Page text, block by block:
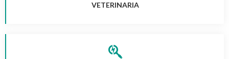
VETERINARIA